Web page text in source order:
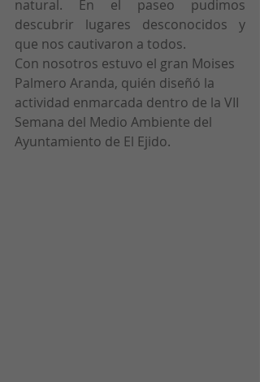
natural. En el paseo pudimos
descubrir lugares desconocidos y
que nos cautivaron a todos.
Con nosotros estuvo el gran Moises
Palmero Aranda, quién diseñó la
actividad enmarcada dentro de la VII
Semana del Medio Ambiente del
Ayuntamiento de El Ejido.